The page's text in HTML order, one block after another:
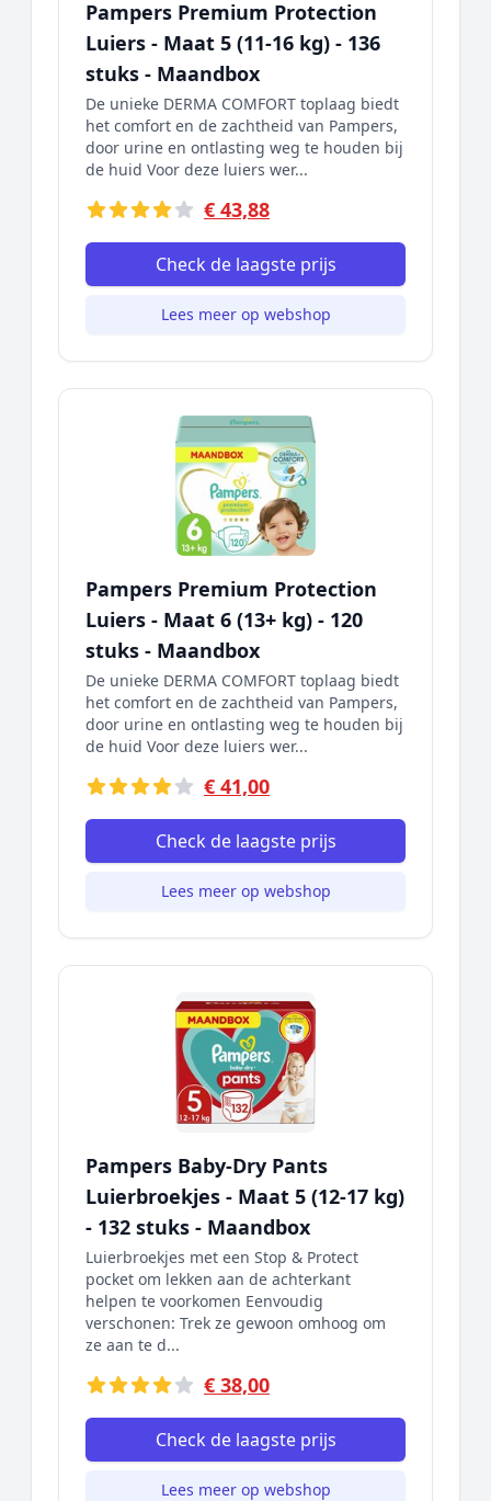
Pampers Premium Protection
Luiers - Maat 5 (11-16 kg) - 136
stuks - Maandbox
De unieke DERMA COMFORT toplaag biedt
het comfort en de zachtheid van Pampers,
door urine en ontlasting weg te houden bij
de huid Voor deze luiers wer...
€ 43,88
Check de laagste prijs
Lees meer op webshop
Pampers Premium Protection
Luiers - Maat 6 (13+ kg) - 120
stuks - Maandbox
De unieke DERMA COMFORT toplaag biedt
het comfort en de zachtheid van Pampers,
door urine en ontlasting weg te houden bij
de huid Voor deze luiers wer...
€ 41,00
Check de laagste prijs
Lees meer op webshop
Pampers Baby-Dry Pants
Luierbroekjes - Maat 5 (12-17 kg)
- 132 stuks - Maandbox
Luierbroekjes met een Stop & Protect
pocket om lekken aan de achterkant
helpen te voorkomen Eenvoudig
verschonen: Trek ze gewoon omhoog om
ze aan te d...
€ 38,00
Check de laagste prijs
Lees meer op webshop